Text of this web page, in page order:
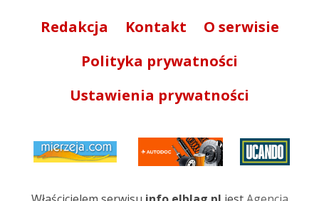
Redakcja Kontakt
O serwisie
Polityka prywatności
Ustawienia prywatności